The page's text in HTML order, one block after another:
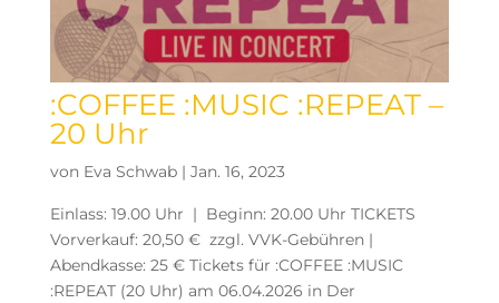
:COFFEE :MUSIC :REPEAT –
20 Uhr
von Eva Schwab| Jan. 16, 2023
Einlass: 19.00 Uhr | Beginn: 20.00 Uhr TICKETS
Vorverkauf: 20,50 € zzgl. VVK-Gebühren |
Abendkasse: 25 € Tickets für :COFFEE :MUSIC
:REPEAT (20 Uhr) am 06.04.2026 in Der